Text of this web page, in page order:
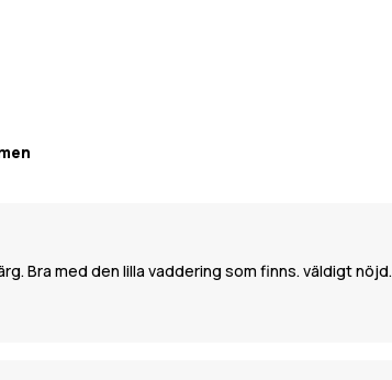
Bra med den lilla vaddering som finns. väldigt nöjd.